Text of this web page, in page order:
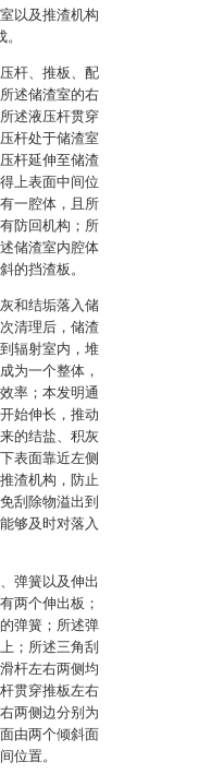
以及推渣机构
杆、推板、配
述储渣室的右
述液压杆贯穿
杆处于储渣室
杆延伸至储渣
上表面中间位
一腔体，且所
防回机构；所
储渣室内腔体
的挡渣板。
和结垢落入储
清理后，储渣
辐射室内，堆
为一个整体，
率；本发明通
始伸长，推动
的结盐、积灰
表面靠近左侧
渣机构，防止
刮除物溢出到
够及时对落入
弹簧以及伸出
两个伸出板；
弹簧；所述弹
；所述三角刮
杆左右两侧均
贯穿推板左右
两侧边分别为
由两个倾斜面
位置。